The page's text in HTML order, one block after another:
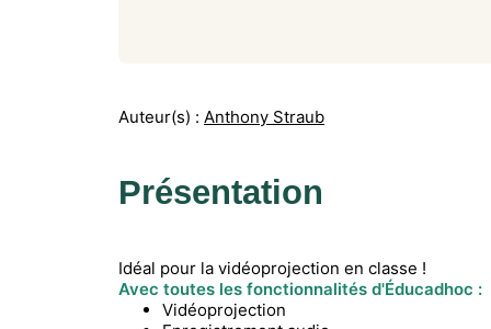
Auteur(s) : Anthony Straub
Présentation
Idéal pour la vidéoprojection en classe !
Avec toutes les fonctionnalités d'Éducadhoc :
Vidéoprojection